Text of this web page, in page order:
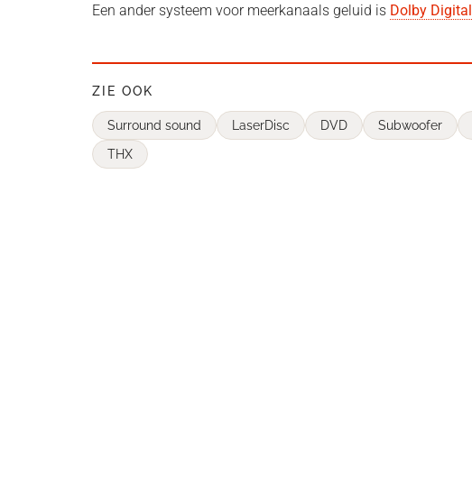
Een ander systeem voor meerkanaals geluid is Dolby Digital
ZIE OOK
Surround sound LaserDisc DVD Subwoofer
THX